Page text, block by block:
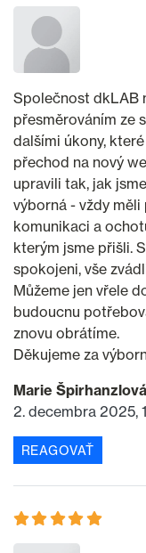
Společnost dkLAB
přesměrováním ze
dalšími úkony,
přechod na nový
upravili tak, jak
výborná - vždy
komunikaci a
kterým jsme přišli.
spokojeni, vše
Můžeme jen vřele
budoucnu
znovu obrátíme.
Děkujeme za
Marie Špirhanzlová
2. decembra 2025,
REAGOVAŤ